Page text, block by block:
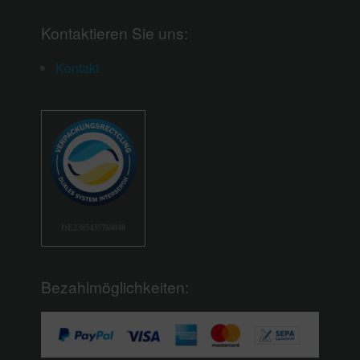
Kontaktieren Sie uns:
Kontakt
Bezahlmöglichkeiten: